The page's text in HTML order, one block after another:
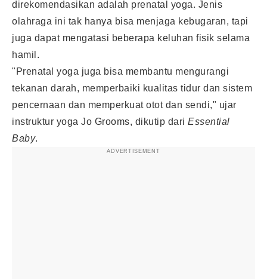
direkomendasikan adalah prenatal yoga. Jenis
olahraga ini tak hanya bisa menjaga kebugaran, tapi
juga dapat mengatasi beberapa keluhan fisik selama
hamil.
"Prenatal yoga juga bisa membantu mengurangi
tekanan darah, memperbaiki kualitas tidur dan sistem
pencernaan dan memperkuat otot dan sendi," ujar
instruktur yoga Jo Grooms, dikutip dari Essential
Baby.
ADVERTISEMENT